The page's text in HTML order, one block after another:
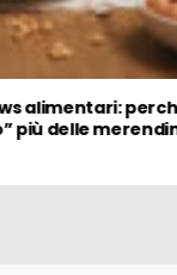
perché il pollo